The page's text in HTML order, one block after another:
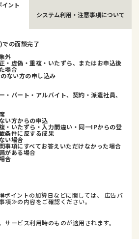
イント
システム利用・注意事項について
の面談完了
外
・虚偽・重複・いたずら、またはお申込後
場合
ない方の申し込み
パート・アルバイト、契約・派遣社員、
い方からの申込
・いたずら・入力間違い・同一IPからの登
条件に反する成果
い場合
事項にすべてお答えいただけなかった場合
がある場合
合
ポイントの加算日などに関しては、 広告バ
項≫の内容をご確認ください。
サービス利用時のものが適用されます。